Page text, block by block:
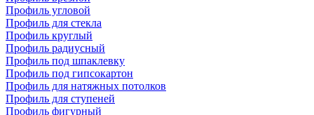
Профиль угловой
Профиль для стекла
Профиль круглый
Профиль радиусный
Профиль под шпаклевку
Профиль под гипсокартон
Профиль для натяжных потолков
Профиль для ступеней
Профиль фигурный